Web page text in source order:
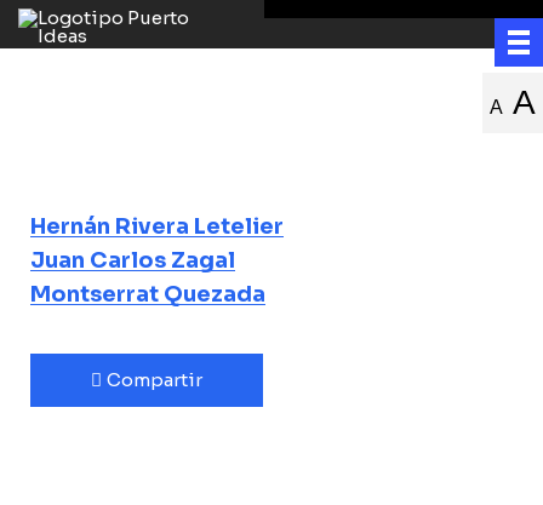
A A
Hernán Rivera Letelier
Juan Carlos Zagal
Montserrat Quezada
Compartir